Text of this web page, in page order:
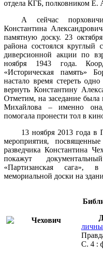
отдела КГБ, полковником Е.
А сейчас
Константина
памятную доску. 23
района состоялся
диверсионной акции по
ноября 1943 года.
«Историческая память»
настало время стереть
вернуть Константину
Отметим, на заседание была
Михайлова – именно
помогала пронести тол в
13 ноября 2013 года в
мероприятия,
разведчика Константина
покажут
«Партизанская сага»,
мемориальной доски на
С. 4 :